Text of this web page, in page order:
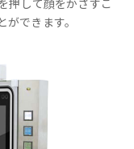
できます。